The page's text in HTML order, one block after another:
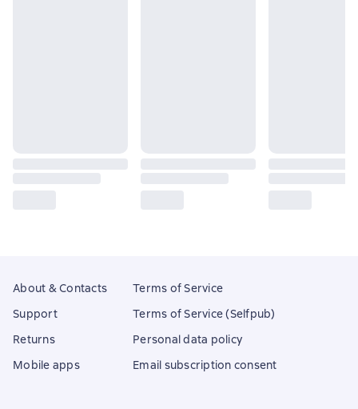
About & Contacts
Support
Returns
Mobile apps
Terms of Service
Terms of Service (Selfpub)
Personal data policy
Email subscription consent